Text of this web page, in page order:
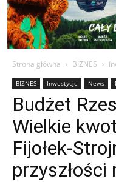
Strona główna BIZNES
BIZNES Inwestycje News
Budżet
Wielkie
Fijołek-
przyszłości